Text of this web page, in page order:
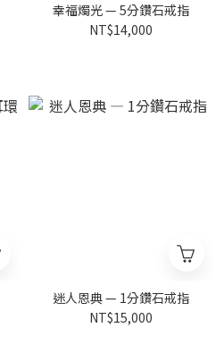
幸福燭光 — 5分鑽石戒指
NT$14,000
迷人恩典 — 1分鑽石戒指
NT$15,000